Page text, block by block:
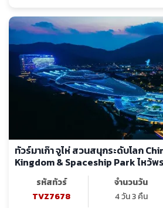
ทัวร์มาเก๊า จูไห่ สวนสนุกระดับโลก
Kingdom & Spaceship Park ไหว้พ
รหัสทัวร์
TVZ7678
จำนวนวัน
4 วัน 3 คืน